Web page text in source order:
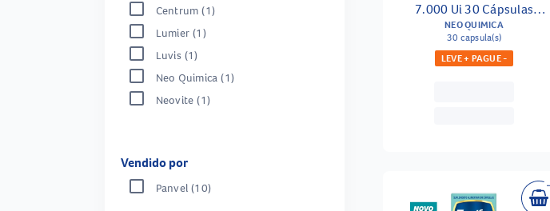
Centrum (1)
Lumier (1)
Luvis (1)
Neo Quimica (1)
Neovite (1)
Vendido por
Panvel (10)
7.000 Ui 30 Cápsulas
Gelatinosas
NEO QUIMICA
30 capsula(s)
LEVE + PAGUE -